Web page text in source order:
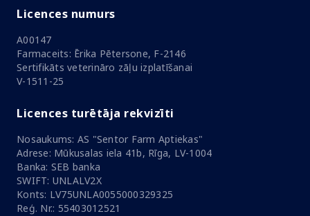
Licences numurs
A00147
Farmaceits: Ērika Pētersone, F-2146
Sertifikāts veterināro zāļu izplatīšanai
V-1511-25
Licences turētāja rekvizīti
Nosaukums: AS "Sentor Farm Aptiekas"
Adrese: Mūkusalas iela 41b, Rīga, LV-1004
Banka: SEB banka
SWIFT: UNLALV2X
Konts: LV75UNLA0055000329325
Reģ. Nr.: 55403012521